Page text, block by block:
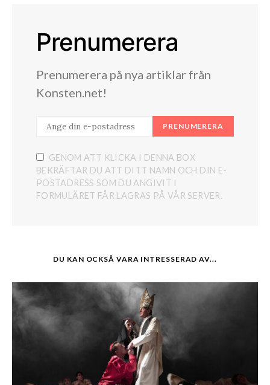
Prenumerera
Prenumerera på nya artiklar från
Konsten.net!
PRENUMERERA
GENOM ATT KLICKA I DENNA BOX
BEKRÄFTAR DU ATT DITT NAMN OCH DIN E-
POSTADRESS SOM DU ANGIVIT I
FORMULÄRET FÅR LAGRAS PÅ VÅR SERVER.
DU KAN OCKSÅ VARA INTRESSERAD AV...